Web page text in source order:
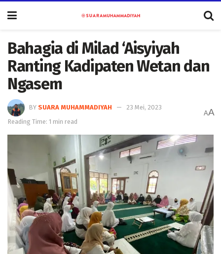
Bahagia di Milad ‘Aisyiyah
Ranting Kadipaten Wetan dan
Ngasem
BY SUARA MUHAMMADIYAH
23 Mei, 2023
Reading Time: 1 min read
AA